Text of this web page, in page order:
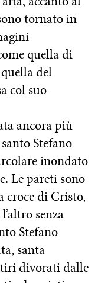
tornato in
quella di
del
col suo
ancora più
Stefano
inondato
Le pareti sono
croce di Cristo,
senza
Stefano
santa
divorati dalle